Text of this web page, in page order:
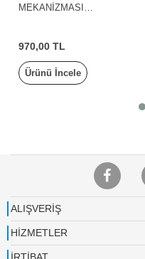
MEKANİZMASI
970,00 TL
Ürünü İncele
ALIŞVERİŞ
HİZMETLER